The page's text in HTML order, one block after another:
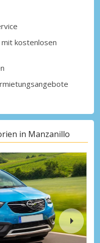
kostenlosen
in Manzanillo